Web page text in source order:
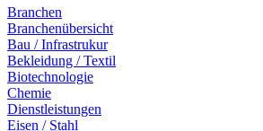
Branchen
Branchenübersicht
Bau / Infrastrukur
Bekleidung / Textil
Biotechnologie
Chemie
Dienstleistungen
Eisen / Stahl